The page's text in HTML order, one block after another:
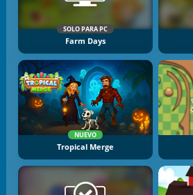
SOLO PARA PC
Farm Days
NUEVO
Tropical Merge